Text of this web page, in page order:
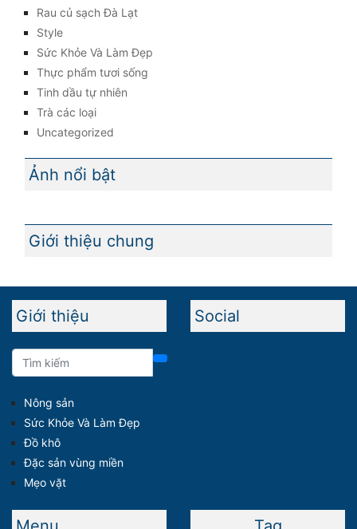
Rau củ sạch Đà Lạt
Style
Sức Khỏe Và Làm Đẹp
Thực phẩm tươi sống
Tinh dầu tự nhiên
Trà các loại
Uncategorized
Ảnh nổi bật
Giới thiệu chung
Giới thiệu
Nông sản
Sức Khỏe Và Làm Đẹp
Đồ khô
Đặc sản vùng miền
Mẹo vặt
Social